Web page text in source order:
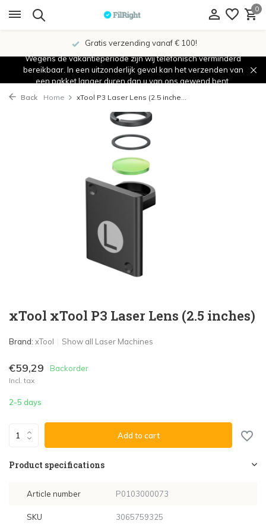
0
Gratis verzending vanaf € 100!
Wegens de vakantieperiode zijn wij telefonisch verminderd
bereikbaar. In een uitzonderlijk geval kan het verzenden van
een pakket langer duren dan u van ons gewend bent.
Back Home xTool P3 Laser Lens (2.5 inche...
xTool xTool P3 Laser Lens (2.5 inches)
Brand: xTool Show all Laser Machines
€59,29 Backorder
Incl. tax
2-5 days
Add to cart
Product specifications
Article number P0103000073
SKU 3065759325